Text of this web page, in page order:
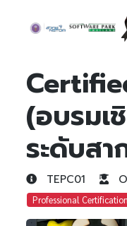
(อบรมเ
ระดับสา
TEPC01
Professional